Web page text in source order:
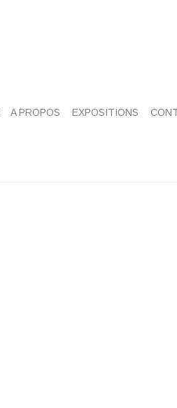
A PROPOS EXPOSITIONS